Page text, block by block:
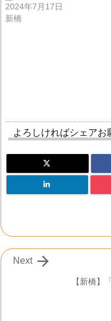
2024年7月17日
新橋
よろしければシェアお
【新橋】

Next